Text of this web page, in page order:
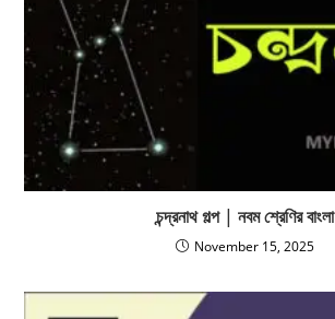
চন্দ্রনাথ গল্প | নবম শ্রেণির বাংলা
November 15, 2025